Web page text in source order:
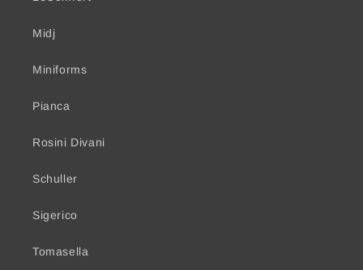
Midj
Miniforms
Pianca
Rosini Divani
Schuller
Sigerico
Tomasella